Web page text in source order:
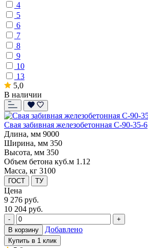
4
5
6
7
8
9
10
13
5,0
В наличии
Свая забивная железобетонная С-90-35-6
Длина, мм 9000
Ширина, мм 350
Высота, мм 350
Объем бетона куб.м 1.12
Масса, кг 3100
ГОСТ ТУ
Цена
9 276 руб.
10 204 руб.
-
+
В корзину
Добавлено
Купить в 1 клик